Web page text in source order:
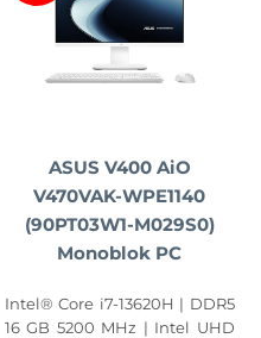
ASUS V400 AiO
V470VAK-WPE1140
(90PT03W1-M029S0)
Monoblok PC
Intel® Core i7-13620H | DDR5
16 GB 5200 MHz | Intel UHD